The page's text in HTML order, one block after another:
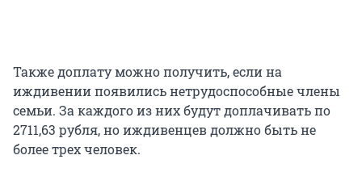
Также доплату можно получить, если на
иждивении появились нетрудоспособные члены
семьи. За каждого из них будут доплачивать по
2711,63 рубля, но иждивенцев должно быть не
более трех человек.